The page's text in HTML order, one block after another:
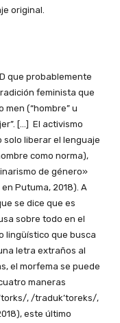
original.
que probablemente
feminista que
men (“hombre” u
[…] El activismo
liberar el lenguaje
como norma),
de género»
Putuma, 2018). A
se dice que es
sobre todo en el
lingüístico que busca
letra extraños al
el morfema se puede
maneras
, /traduk’toreks/,
este último